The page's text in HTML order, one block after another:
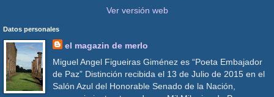
Ver versión web
Datos personales
el magazin de merlo
Miguel Angel Figueiras Giménez es “Poeta Embajador
de Paz” Distinción recibida el 13 de Julio de 2015 en el
Salón Azul del Honorable Senado de la Nación,